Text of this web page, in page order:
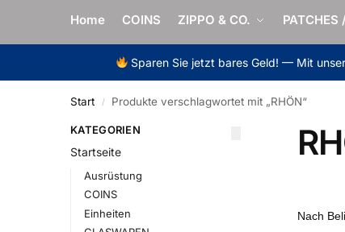
Home COINS ZIPPO & CO. PATCHES
Sparen Sie jetzt bares Geld! — Mit
Start / Produkte verschlagwortet mit „RHÖN“
KATEGORIEN
Startseite
Ausrüstung
COINS
Einheiten